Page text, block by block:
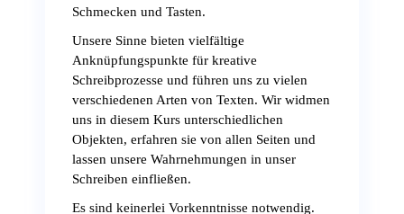
Schmecken und Tasten.
Unsere Sinne bieten vielfältige
Anknüpfungspunkte für kreative
Schreibprozesse und führen uns zu vielen
verschiedenen Arten von Texten. Wir widmen
uns in diesem Kurs unterschiedlichen
Objekten, erfahren sie von allen Seiten und
lassen unsere Wahrnehmungen in unser
Schreiben einfließen.
Es sind keinerlei Vorkenntnisse notwendig.